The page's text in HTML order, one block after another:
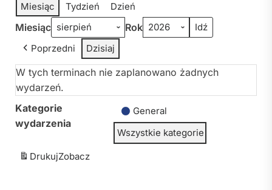
Miesiąc Tydzień Dzień
Miesiąc Rok
Poprzedni Dzisiaj
W tych terminach nie zaplanowano żadnych
wydarzeń.
Kategorie
wydarzenia
General
Wszystkie kategorie
DrukujZobacz